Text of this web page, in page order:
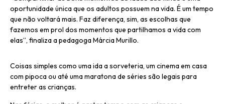
oportunidade única que os adultos possuem na vida. É um tempo
que não voltará mais. Faz diferença, sim, as escolhas que
fazemos em prol dos momentos que partilhamos a vida com
elas”, finaliza a pedagoga Márcia Murillo.
Coisas simples como uma ida a sorveteria, um cinema em casa
com pipoca ou até uma maratona de séries são legais para
entreter as crianças.